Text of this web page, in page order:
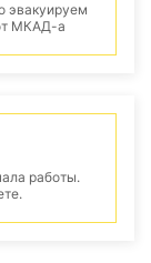
эвакуируем
МКАД-а
работы.